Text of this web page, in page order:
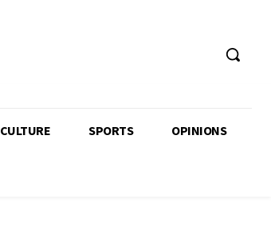
CULTURE SPORTS OPINIONS